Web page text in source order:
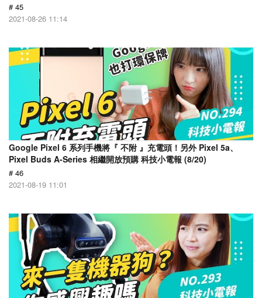
# 45
2021-08-26 11:14
Google Pixel 6 系列手機將『 不附 』充電頭！另外 Pixel 5a、
Pixel Buds A-Series 相繼開放預購 科技小電報 (8/20)
# 46
2021-08-19 11:01